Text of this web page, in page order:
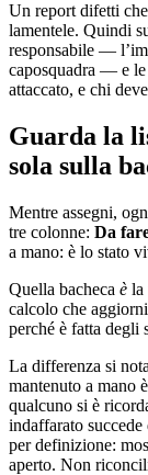
Un report difetti
lamentele. Quindi
responsabile —
caposquadra — e le
attaccato, e chi
Guarda la
sola sulla
Mentre assegni,
tre colonne: Da
a mano: è lo stato
Quella bacheca è la
calcolo che
perché è fatta degli
La differenza si
mantenuto a mano
qualcuno si è
indaffarato
per definizione:
aperto. Non